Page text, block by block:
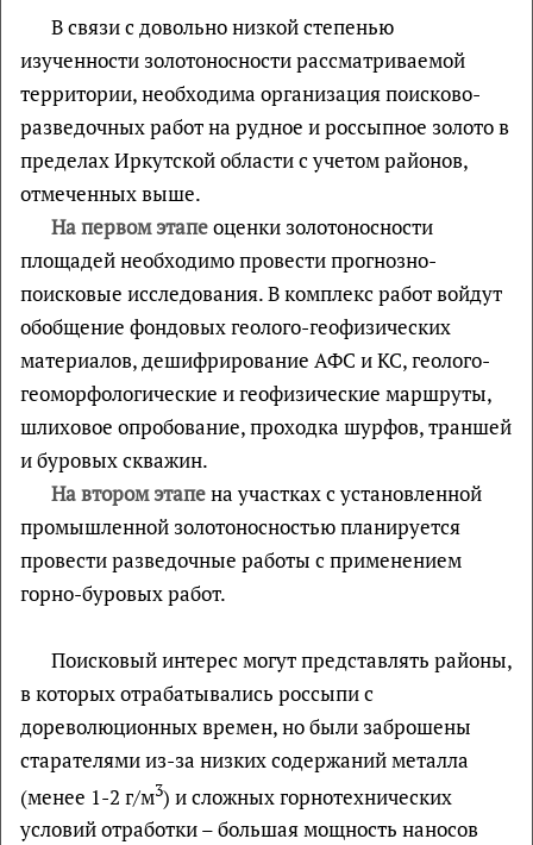
В связи с довольно низкой степенью
изученности золотоносности рассматриваемой
территории, необходима организация поисково-
разведочных работ на рудное и россыпное золото в
пределах Иркутской области с учетом районов,
отмеченных выше.
На первом этапеоценки золотоносности
площадей необходимо провести прогнозно-
поисковые исследования. В комплекс работ войдут
обобщение фондовых геолого-геофизических
материалов, дешифрирование АФС и КС, геолого-
геоморфологические и геофизические маршруты,
шлиховое опробование, проходка шурфов, траншей
и буровых скважин.
На втором этапена участках с установленной
промышленной золотоносностью планируется
провести разведочные работы с применением
горно-буровых работ.
Поисковый интерес могут представлять районы,
в которых отрабатывались россыпи с
дореволюционных времен, но были заброшены
старателями из-за низких содержаний металла
(менее 1-2 г/м3) и сложных горнотехнических
условий отработки – большая мощность наносов